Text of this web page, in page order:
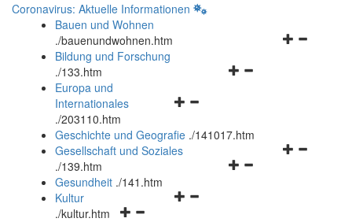
Coronavirus: Aktuelle Informationen
Bauen und Wohnen
./bauenundwohnen.htm
Navigationsmenü
Bildung und Forschung
./133.htm
Navigationsmenü
und
schließen
Europa und
Internationales
./203110.htm
Geschichte und Geografie ./141017.htm
Navigationsmenü
Gesellschaft und Soziales
./139.htm
Navigationsmenü
Gesundheit ./141.htm
Navigationsmenü
Kultur
./kultur.htm